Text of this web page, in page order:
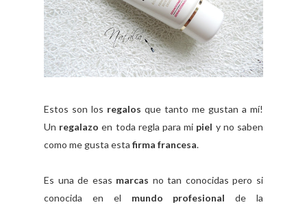
Estos son los regalos que tanto me gustan a mí!
Un regalazoen toda regla para mi piel y no saben
como me gusta esta firma francesa.
Es una de esas marcas no tan conocidas pero si
conocida en el mundo profesional de la